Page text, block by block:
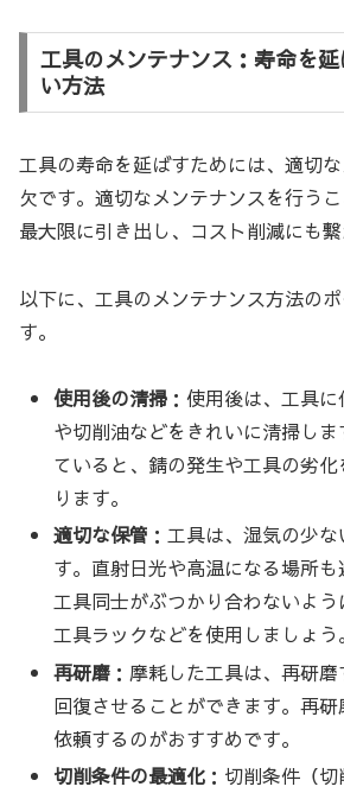
工具のメンテナンス：寿命を
い方法
工具の寿命を延ばすためには、適切
欠です。適切なメンテナンスを行う
最大限に引き出し、コスト削減にも繋
以下に、工具のメンテナンス方法の
す。
使用後の清掃 ：使用後は、工具
や切削油などをきれいに清掃しま
ていると、錆の発生や工具の劣
ります。
適切な保管 ：工具は、湿気の少
す。直射日光や高温になる場所も
工具同士がぶつかり合わないよ
工具ラックなどを使用しましょう。
再研磨 ：摩耗した工具は、再研
回復させることができます。再
依頼するのがおすすめです。
切削条件の最適化 ：切削条件（